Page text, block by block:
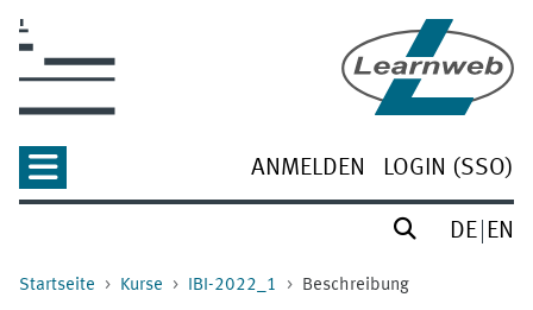
ANMELDEN LOGIN (SSO)
DE EN
Startseite Kurse IBI-2022_1 Beschreibung